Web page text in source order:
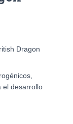
Dragon
el desarrollo